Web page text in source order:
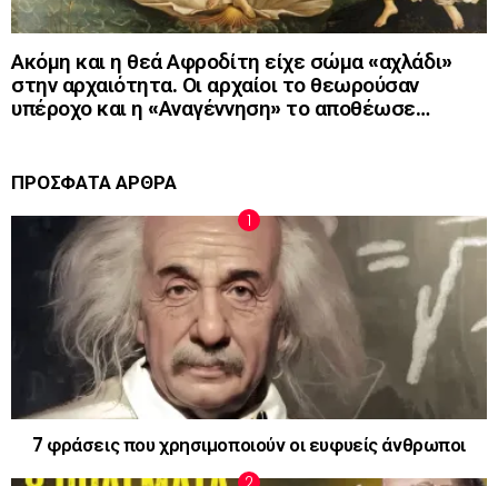
Ακόμη και η θεά Αφροδίτη είχε σώμα «αχλάδι»
στην αρχαιότητα. Οι αρχαίοι το θεωρούσαν
υπέροχο και η «Αναγέννηση» το αποθέωσε…
ΠΡΟΣΦΑΤΑ ΑΡΘΡΑ
7 φράσεις που χρησιμοποιούν οι ευφυείς άνθρωποι